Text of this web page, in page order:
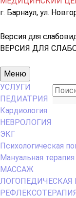
г. Барнаул, ул.
Версия для
ВЕРСИЯ ДЛЯ
Основное
меню
Меню
Найти:
УСЛУГИ
ПЕДИАТРИЯ
Кардиология
НЕВРОЛОГИЯ
ЭКГ
Психологическая
Мануальная
МАССАЖ